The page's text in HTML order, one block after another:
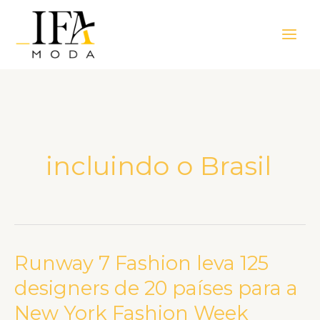
Menu
incluindo o Brasil
Runway 7 Fashion leva 125
designers de 20 países para a
New York Fashion Week
Runway
Fashion
leva